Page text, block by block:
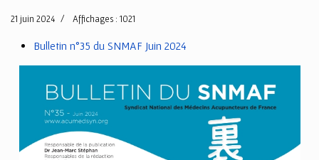
21 juin 2024 Affichages : 1021
Bulletin n°35 du SNMAF Juin 2024